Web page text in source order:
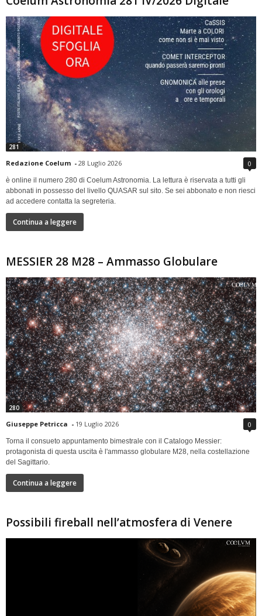
281
Redazione Coelum - 28 Luglio 2026 0
è online il numero 280 di Coelum Astronomia. La lettura è riservata a tutti gli
abbonati in possesso del livello QUASAR sul sito. Se sei abbonato e non riesci
ad accedere contatta la segreteria.
Continua a leggere
MESSIER 28 M28 – Ammasso Globulare
280
Giuseppe Petricca - 19 Luglio 2026 0
Torna il consueto appuntamento bimestrale con il Catalogo Messier:
protagonista di questa uscita è l'ammasso globulare M28, nella costellazione
del Sagittario.
Continua a leggere
Possibili fireball nell’atmosfera di Venere